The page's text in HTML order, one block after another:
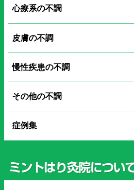
心療系の不調
皮膚の不調
慢性疾患の不調
その他の不調
症例集